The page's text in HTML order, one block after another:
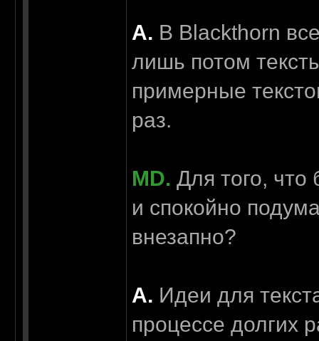
А. В Blackthorn
лишь потом
примерные
раз.
MD. Для того, что
и спокойно
внезапно?
А. Идеи для
процессе долгих